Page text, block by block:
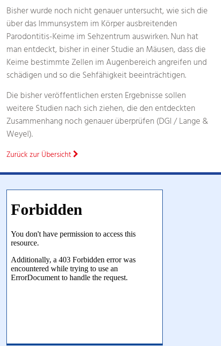
Bisher wurde noch nicht genauer untersucht, wie sich die
über das Immunsystem im Körper ausbreitenden
Parodontitis-Keime im Sehzentrum auswirken. Nun hat
man entdeckt, bisher in einer Studie an Mäusen, dass die
Keime bestimmte Zellen im Augenbereich angreifen und
schädigen und so die Sehfähigkeit beeinträchtigen.
Die bisher veröffentlichen ersten Ergebnisse sollen
weitere Studien nach sich ziehen, die den entdeckten
Zusammenhang noch genauer überprüfen (DGI / Lange &
Weyel).
Zurück zur Übersicht